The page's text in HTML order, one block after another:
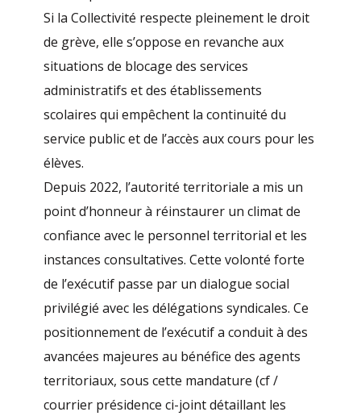
Si la Collectivité respecte pleinement le droit
de grève, elle s’oppose en revanche aux
situations de blocage des services
administratifs et des établissements
scolaires qui empêchent la continuité du
service public et de l’accès aux cours pour les
élèves.
Depuis 2022, l’autorité territoriale a mis un
point d’honneur à réinstaurer un climat de
confiance avec le personnel territorial et les
instances consultatives. Cette volonté forte
de l’exécutif passe par un dialogue social
privilégié avec les délégations syndicales. Ce
positionnement de l’exécutif a conduit à des
avancées majeures au bénéfice des agents
territoriaux, sous cette mandature (cf /
courrier présidence ci-joint détaillant les